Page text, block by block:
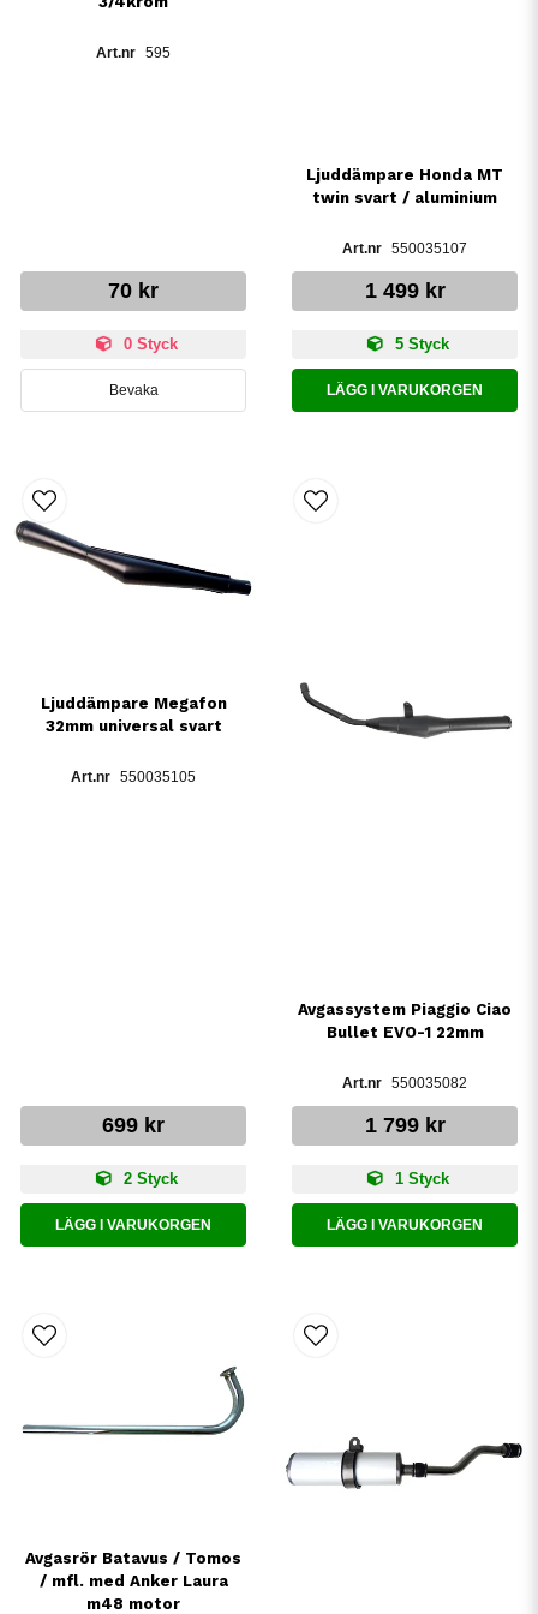
595
70 kr
0 Styck
Bevaka
Ljuddämpare Honda MT
twin svart / aluminium
550035107
1 499 kr
5 Styck
LÄGG I VARUKORGEN
Ljuddämpare Megafon
32mm universal svart
550035105
699 kr
2 Styck
LÄGG I VARUKORGEN
Avgassystem Piaggio Ciao
Bullet EVO-1 22mm
550035082
1 799 kr
1 Styck
LÄGG I VARUKORGEN
Avgasrör Batavus / Tomos
/ mfl. med Anker Laura
m48 motor